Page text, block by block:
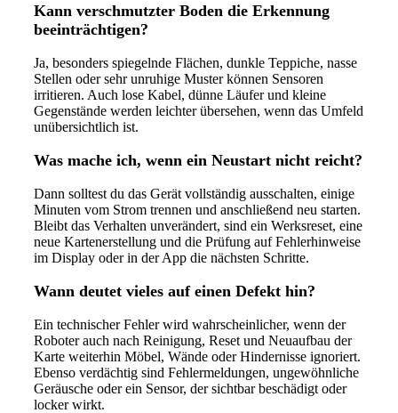
Kann verschmutzter Boden die Erkennung
beeinträchtigen?
Ja, besonders spiegelnde Flächen, dunkle Teppiche, nasse
Stellen oder sehr unruhige Muster können Sensoren
irritieren. Auch lose Kabel, dünne Läufer und kleine
Gegenstände werden leichter übersehen, wenn das Umfeld
unübersichtlich ist.
Was mache ich, wenn ein Neustart nicht reicht?
Dann solltest du das Gerät vollständig ausschalten, einige
Minuten vom Strom trennen und anschließend neu starten.
Bleibt das Verhalten unverändert, sind ein Werksreset, eine
neue Kartenerstellung und die Prüfung auf Fehlerhinweise
im Display oder in der App die nächsten Schritte.
Wann deutet vieles auf einen Defekt hin?
Ein technischer Fehler wird wahrscheinlicher, wenn der
Roboter auch nach Reinigung, Reset und Neuaufbau der
Karte weiterhin Möbel, Wände oder Hindernisse ignoriert.
Ebenso verdächtig sind Fehlermeldungen, ungewöhnliche
Geräusche oder ein Sensor, der sichtbar beschädigt oder
locker wirkt.